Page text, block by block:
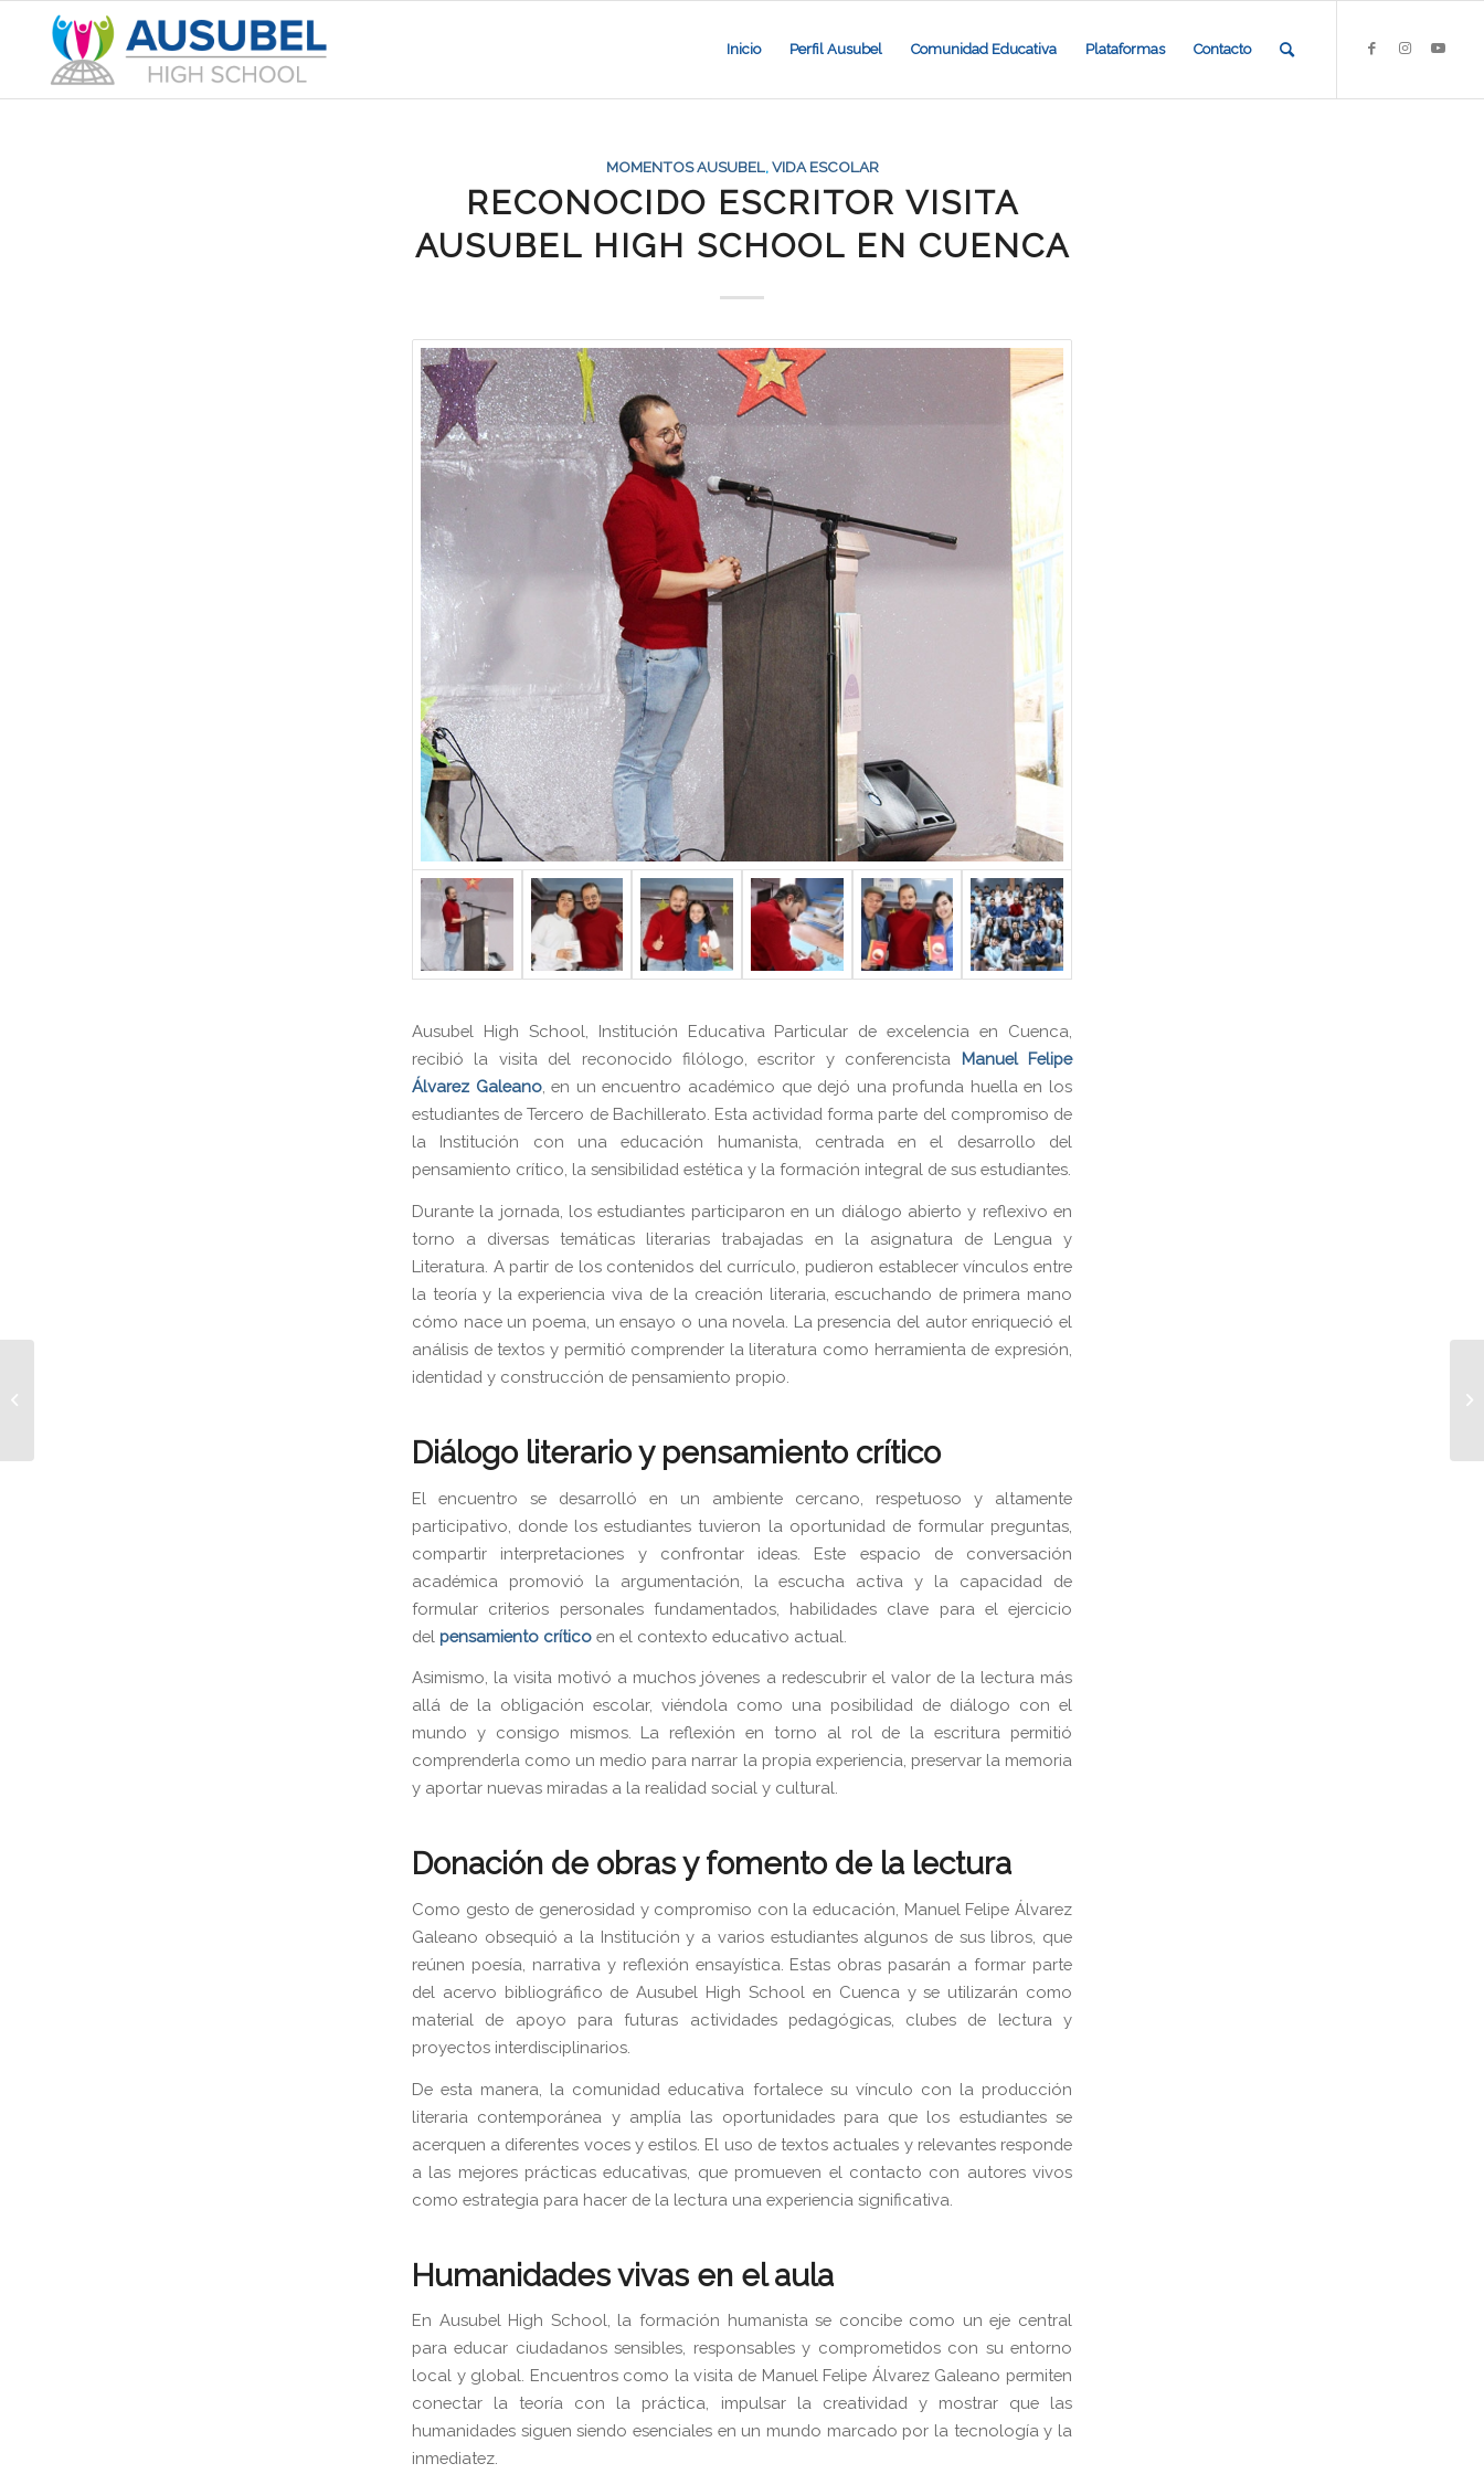
Inicio Perfil Ausubel Comunidad Educativa Plataformas Contacto
MOMENTOS AUSUBEL,VIDA ESCOLAR
RECONOCIDO ESCRITOR VISITA
AUSUBEL HIGH SCHOOL EN CUENCA
Ausubel High School, Institución Educativa Particular de excelencia en Cuenca,
recibió la visita del reconocido filólogo, escritor y conferencista Manuel Felipe
Álvarez Galeano, en un encuentro académico que dejó una profunda huella en los
estudiantes de Tercero de Bachillerato. Esta actividad forma parte del compromiso de
la Institución con una educación humanista, centrada en el desarrollo del
pensamiento crítico, la sensibilidad estética y la formación integral de sus estudiantes.
Durante la jornada, los estudiantes participaron en un diálogo abierto y reflexivo en
torno a diversas temáticas literarias trabajadas en la asignatura de Lengua y
Literatura. A partir de los contenidos del currículo, pudieron establecer vínculos entre
la teoría y la experiencia viva de la creación literaria, escuchando de primera mano
cómo nace un poema, un ensayo o una novela. La presencia del autor enriqueció el
análisis de textos y permitió comprender la literatura como herramienta de expresión,
identidad y construcción de pensamiento propio.
Diálogo literario y pensamiento crítico
El encuentro se desarrolló en un ambiente cercano, respetuoso y altamente
participativo, donde los estudiantes tuvieron la oportunidad de formular preguntas,
compartir interpretaciones y confrontar ideas. Este espacio de conversación
académica promovió la argumentación, la escucha activa y la capacidad de
formular criterios personales fundamentados, habilidades clave para el ejercicio
del pensamiento crítico en el contexto educativo actual.
Asimismo, la visita motivó a muchos jóvenes a redescubrir el valor de la lectura más
allá de la obligación escolar, viéndola como una posibilidad de diálogo con el
mundo y consigo mismos. La reflexión en torno al rol de la escritura permitió
comprenderla como un medio para narrar la propia experiencia, preservar la memoria
y aportar nuevas miradas a la realidad social y cultural.
Donación de obras y fomento de la lectura
Como gesto de generosidad y compromiso con la educación, Manuel Felipe Álvarez
Galeano obsequió a la Institución y a varios estudiantes algunos de sus libros, que
reúnen poesía, narrativa y reflexión ensayística. Estas obras pasarán a formar parte
del acervo bibliográfico de Ausubel High School en Cuenca y se utilizarán como
material de apoyo para futuras actividades pedagógicas, clubes de lectura y
proyectos interdisciplinarios.
De esta manera, la comunidad educativa fortalece su vínculo con la producción
literaria contemporánea y amplía las oportunidades para que los estudiantes se
acerquen a diferentes voces y estilos. El uso de textos actuales y relevantes responde
a las mejores prácticas educativas, que promueven el contacto con autores vivos
como estrategia para hacer de la lectura una experiencia significativa.
Humanidades vivas en el aula
En Ausubel High School, la formación humanista se concibe como un eje central
para educar ciudadanos sensibles, responsables y comprometidos con su entorno
local y global. Encuentros como la visita de Manuel Felipe Álvarez Galeano permiten
conectar la teoría con la práctica, impulsar la creatividad y mostrar que las
humanidades siguen siendo esenciales en un mundo marcado por la tecnología y la
inmediatez.